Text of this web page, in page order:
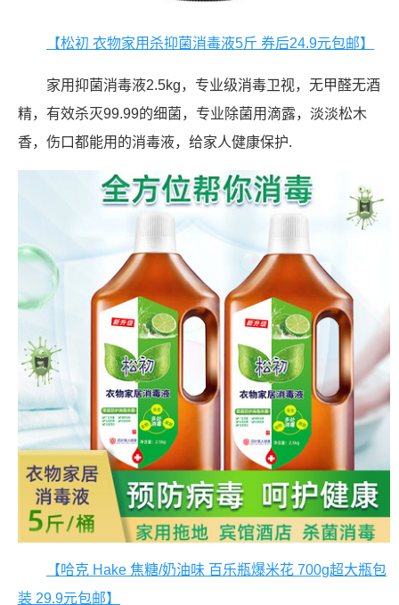
【松初 衣物家用杀抑菌消毒液5斤 券后24.9元包邮】
家用抑菌消毒液2.5kg，专业级消毒卫视，无甲醛无酒
精，有效杀灭99.99的细菌，专业除菌用滴露，淡淡松木
香，伤口都能用的消毒液，给家人健康保护.
【哈克 Hake 焦糖/奶油味 百乐瓶爆米花 700g超大瓶包
装 29.9元包邮】